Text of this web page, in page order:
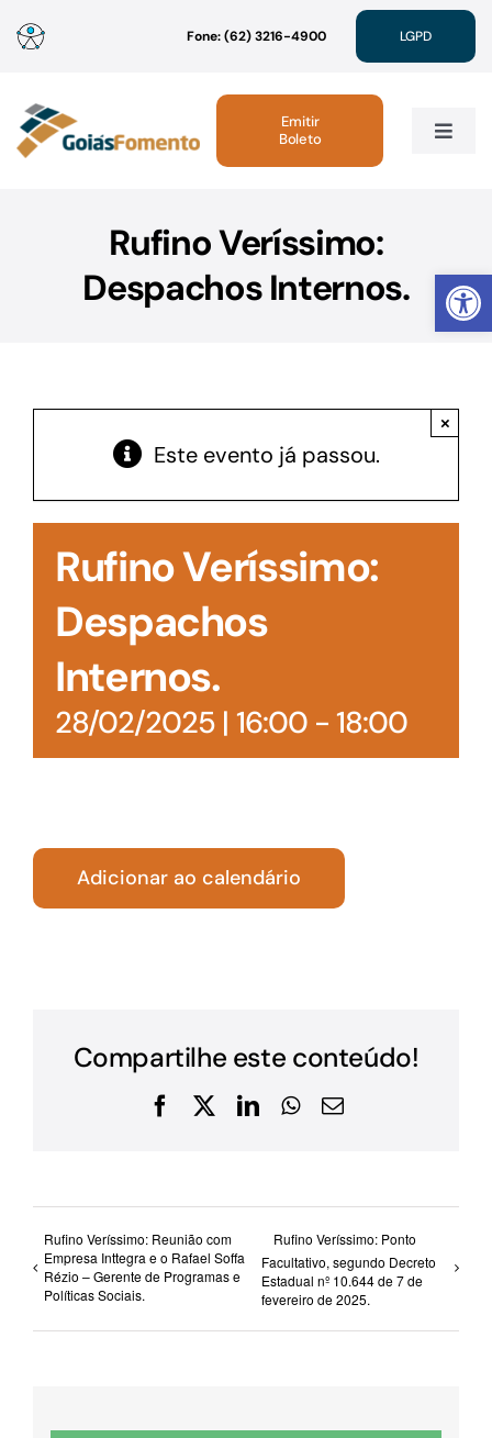
Abrir
para
conteúdo
Fone: (62) 3216-4900 LGPD
Toggle
Linhas de Crédito
Acesso à Informação
Emitir
Boleto
Rufino Veríssimo:
Despachos Internos.
Este evento já passou.
×
Rufino Veríssimo:
Despachos
Internos.
28/02/2025 | 16:00- 18:00
Adicionar ao calendário
Compartilhe este conteúdo!
Facebook
X LinkedInWhatsApp
E-
Rufino Veríssimo: Reunião com
Empresa Inttegra e o Rafael Soffa
Rézio – Gerente de Programas e
Políticas Sociais.
Rufino Veríssimo: Ponto
Facultativo, segundo Decreto
Estadual nº 10.644 de 7 de
fevereiro de 2025.